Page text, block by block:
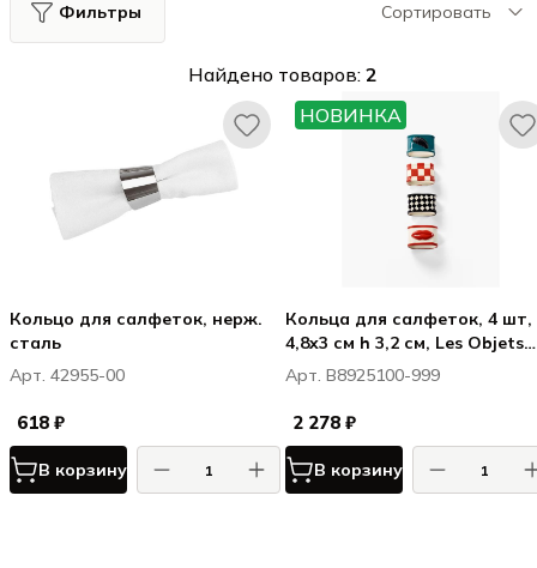
Фильтры Сортировать
Найдено товаров: 2
Кольцо для салфеток, нерж.
сталь
Арт. 42955-00
618 ₽
В корзину
НОВИНКА
Кольца для салфеток, 4 шт,
4,8x3 см h 3,2 см, Les Objets
Mouleversants
Арт. B8925100-999
2 278 ₽
В корзину